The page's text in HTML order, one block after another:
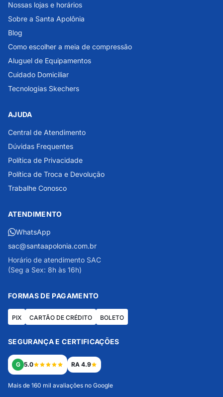
Nossas lojas e horários
Sobre a Santa Apolônia
Blog
Como escolher a meia de compressão
Aluguel de Equipamentos
Cuidado Domiciliar
Tecnologias Skechers
AJUDA
Central de Atendimento
Dúvidas Frequentes
Política de Privacidade
Política de Troca e Devolução
Trabalhe Conosco
ATENDIMENTO
WhatsApp
sac@santaapolonia.com.br
Horário de atendimento SAC
(Seg a Sex: 8h às 16h)
FORMAS DE PAGAMENTO
PIX CARTÃO DE CRÉDITO BOLETO
SEGURANÇA E CERTIFICAÇÕES
G 5.0 RA 4.9
Mais de 160 mil avaliações no Google